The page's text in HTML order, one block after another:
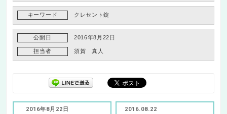
キーワード クレセント錠
公開日 2016年8月22日
担当者 須賀 真人
2016年8月22日 2016.08.22